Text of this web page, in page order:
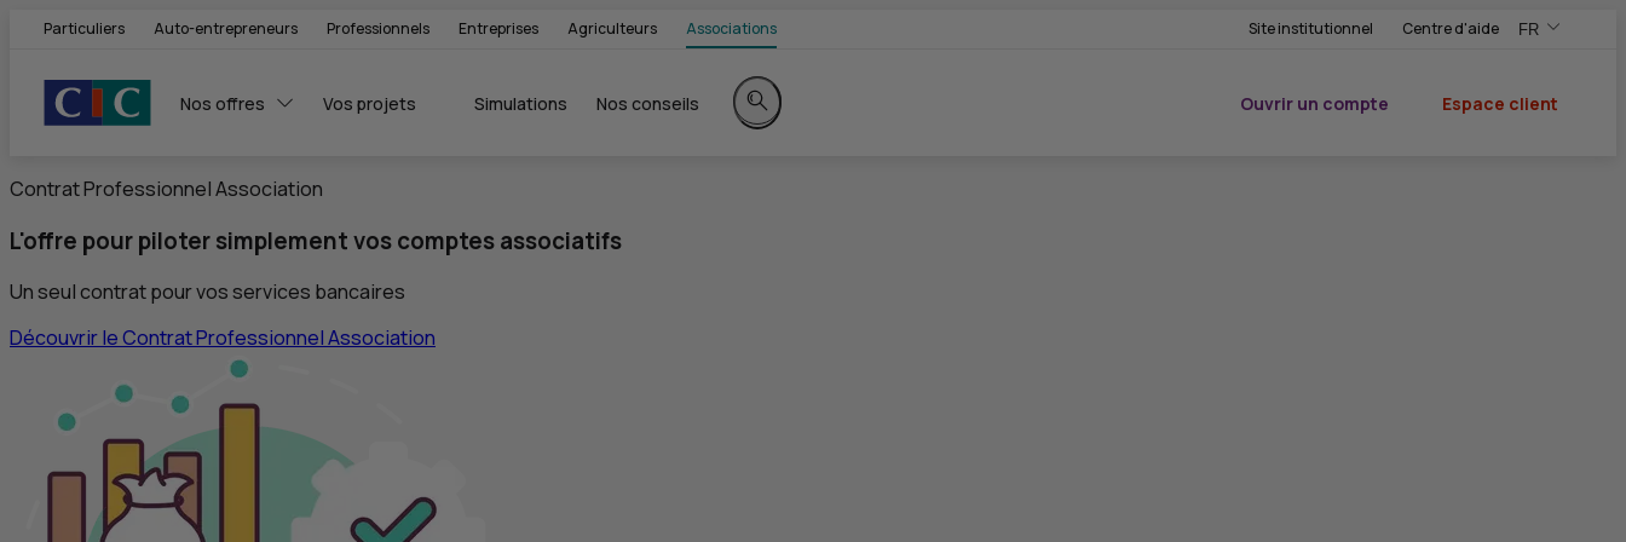
Particuliers Auto-entrepreneurs Professionnels Entreprises Agriculteurs Associations Site institutionnel Centre d'aide FR
,Version
,Changer de
Nos offres Vos projets Simulations Nos conseils
Rechercher sur le site
Ouvrir un compte
Espace client
Construisons pour que le monde bouge
À la une duCIC
Contrat Professionnel Association
L'offre pour piloter simplement vos comptes associatifs
Un seul contrat pour vos services bancaires
Découvrir le Contrat Professionnel Association